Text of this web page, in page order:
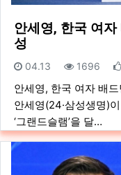
안세영, 한국 여
성
등록일
04.13 조회
1696
안세영, 한국 여자 배
안세영(24·삼성생명)
‘그랜드슬램’을 달…